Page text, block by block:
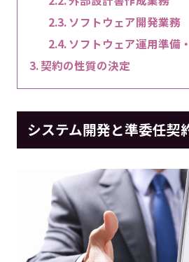
ソフトウェア開発業務
ソフトウェア運用準備
契約の性質の決定
システム開発と準委任契